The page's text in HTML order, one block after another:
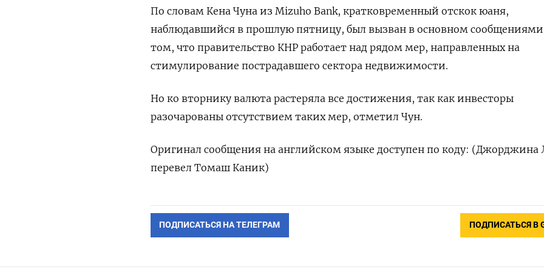
По словам Кена Чуна из Mizuho Bank, кратковременный отскок юаня,
наблюдавшийся в прошлую пятницу, был вызван в основном
том, что правительство КНР работает над рядом мер, направленных на
стимулирование пострадавшего сектора недвижимости.
Но ко вторнику валюта растеряла все достижения, так как инвесторы
разочарованы отсутствием таких мер, отметил Чун.
Оригинал сообщения на английском языке доступен по коду: (Джорджина
перевел Томаш Каник)
ПОДПИСАТЬСЯ НА ТЕЛЕГРАМ ПОДПИСАТЬСЯ В